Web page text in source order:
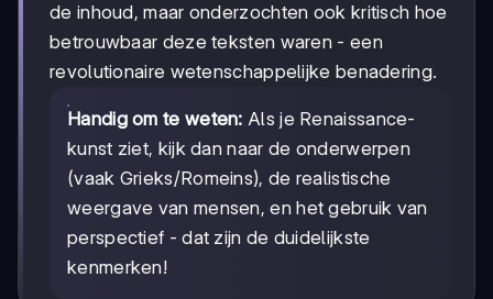
de inhoud, maar onderzochten ook kritisch hoe
betrouwbaar deze teksten waren - een
revolutionaire wetenschappelijke benadering.
Handig om te weten: Als je Renaissance-
kunst ziet, kijk dan naar de onderwerpen
(vaak Grieks/Romeins), de realistische
weergave van mensen, en het gebruik van
perspectief - dat zijn de duidelijkste
kenmerken!